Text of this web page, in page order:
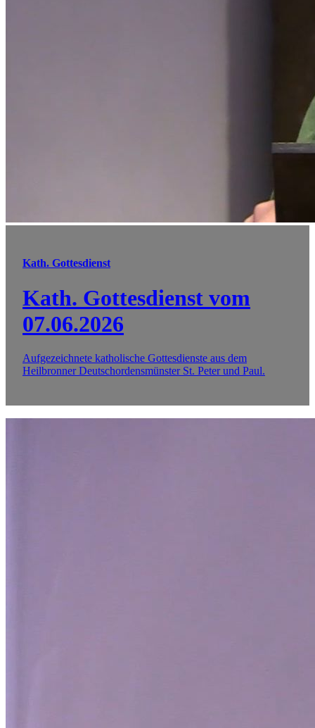
Kath. Gottesdienst
Kath. Gottesdienst vom
07.06.2026
Aufgezeichnete katholische Gottesdienste aus dem
Heilbronner Deutschordensmünster St. Peter und Paul.